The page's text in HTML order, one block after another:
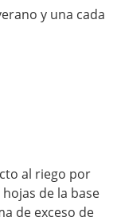
y una cada
al riego por
de la base
de exceso de